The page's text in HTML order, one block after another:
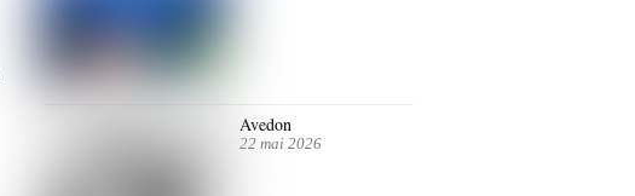
Avedon
22 mai 2026